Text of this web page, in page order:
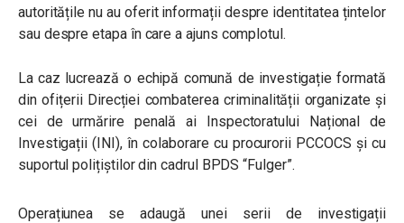
autoritățile nu au oferit informații despre identitatea țintelor
sau despre etapa în care a ajuns complotul.
La caz lucrează o echipă comună de investigație formată
din ofițerii Direcției combaterea criminalității organizate și
cei de urmărire penală ai Inspectoratului Național de
Investigații (INI), în colaborare cu procurorii PCCOCS și cu
suportul polițiștilor din cadrul BPDS “Fulger”.
Operațiunea se adaugă unei serii de investigații